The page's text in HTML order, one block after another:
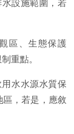
設施範圍，若
區、生態保護
重點。
水水源水質保
，若是，應敘